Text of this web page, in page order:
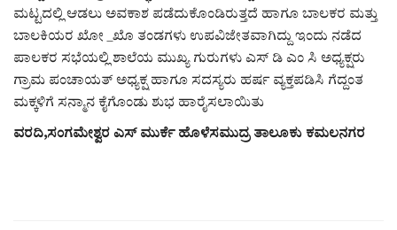
ಅಂಕಣ
ಸಾಧಕರ ಪರಿಚಯ
ಪತ್ರಕರ್ತರ ಪರಿಚಯ
ಮಟ್ಟದಲ್ಲಿ ಆಡಲು ಅವಕಾಶ ಪಡೆದುಕೊಂಡಿರುತ್ತದೆ ಹಾಗೂ ಬಾಲಕರ ಮತ್ತು
ಬಾಲಕಿಯರ ಖೋ _ಖೊ ತಂಡಗಳು ಉಪವಿಜೇತವಾಗಿದ್ದು ಇಂದು ನಡೆದ
ಪಾಲಕರ ಸಭೆಯಲ್ಲಿ ಶಾಲೆಯ ಮುಖ್ಯ ಗುರುಗಳು ಎಸ್ ಡಿ ಎಂ ಸಿ ಅಧ್ಯಕ್ಷರು
ಗ್ರಾಮ ಪಂಚಾಯತ್ ಅಧ್ಯಕ್ಷ ಹಾಗೂ ಸದಸ್ಯರು ಹರ್ಷ ವ್ಯಕ್ತಪಡಿಸಿ ಗೆದ್ದಂತ
ಮಕ್ಕಳಿಗೆ ಸನ್ಮಾನ ಕೈಗೊಂಡು ಶುಭ ಹಾರೈಸಲಾಯಿತು
ವರದಿ,ಸಂಗಮೇಶ್ವರ ಎಸ್ ಮುರ್ಕೆ ಹೊಳೆಸಮುದ್ರ ತಾಲೂಕು ಕಮಲನಗರ